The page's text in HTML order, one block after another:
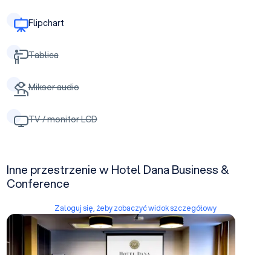
Flipchart
Tablica
Mikser audio
TV / monitor LCD
Inne przestrzenie w Hotel Dana Business &
Conference
Zaloguj się, żeby zobaczyć widok szczegółowy
Sala A